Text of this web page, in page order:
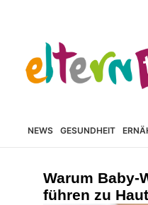
NEWS GESUNDHEIT
Warum Baby-
führen zu